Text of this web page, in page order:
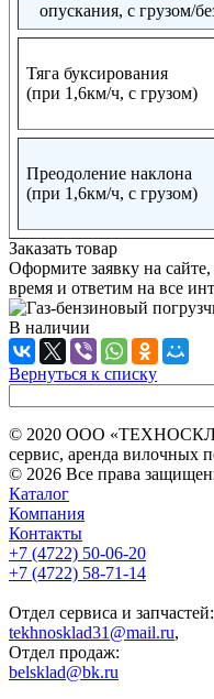
опускания, с грузом/
Тяга буксирования
(при 1,6км/ч, с грузом)
Преодоление наклона
(при 1,6км/ч, с грузом)
Заказать товар
Оформите заявку на
время и ответим на все
В наличии
Вернуться к списку
© 2020 ООО
сервис, аренда вилочных
© 2026 Все права
Каталог
Компания
Контакты
+7 (4722) 50-06-20
+7 (4722) 58-71-14
Отдел сервиса и запчастей:
tekhnosklad31@mail.ru,
Отдел продаж:
belsklad@bk.ru